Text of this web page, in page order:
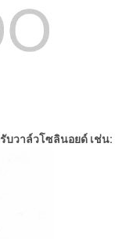
บวาล์วโซลินอยด์ เช่น: